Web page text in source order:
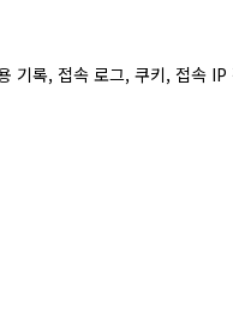
기록, 접속 로그, 쿠키, 접속